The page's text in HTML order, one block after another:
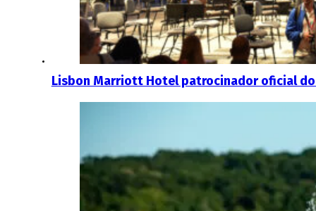
Lisbon Marriott Hotel patrocinador oficial do